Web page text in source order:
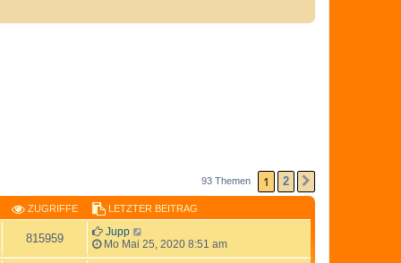
93 Themen 1 2
ZUGRIFFE LETZTER BEITRAG
815959
Jupp
Mo Mai 25, 2020 8:51 am